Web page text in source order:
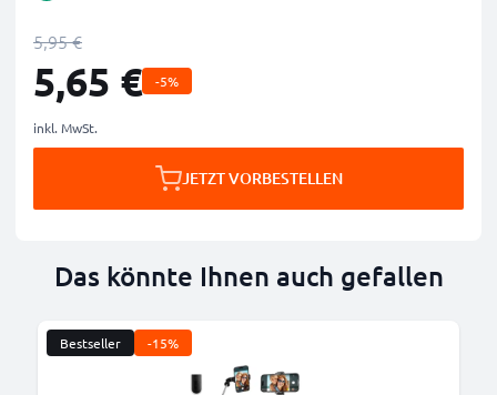
5,95 €
5,65 € -5%
inkl. MwSt.
JETZT VORBESTELLEN
Das könnte Ihnen auch gefallen
Bestseller -15%